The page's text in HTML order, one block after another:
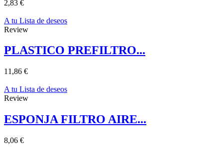
2,83 €
A tu Lista de deseos
Review
PLASTICO PREFILTRO...
11,86 €
A tu Lista de deseos
Review
ESPONJA FILTRO AIRE...
8,06 €